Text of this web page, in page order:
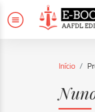
Início